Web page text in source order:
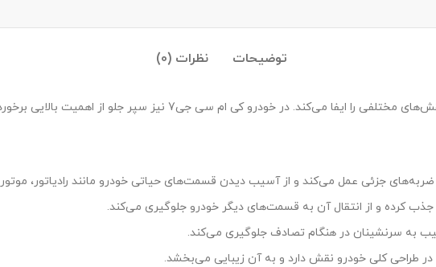
توضیحات نظرات (0)
ضربه‌های جزئی عمل می‌کند و از آسیب دیدن قسمت‌های حیاتی خودرو مانند رادیاتور،
جذب کرده و از انتقال آن به قسمت‌های دیگر خودرو جلوگیری می‌کند.
به سرنشینان در هنگام تصادف جلوگیری می‌کند.
در طراحی کلی خودرو نقش دارد و به آن زیبایی می‌بخشد.